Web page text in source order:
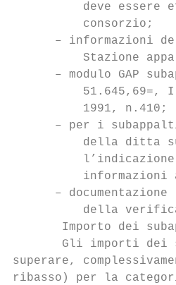
deve essere
          consorzio;
– informazioni
Stazione
– modulo GAP
51.645,69=,
          1991, n.410;
– per i
della ditta
informazioni
– documentazione
della
Importo dei
Gli importi dei
superare,
ribasso) per la